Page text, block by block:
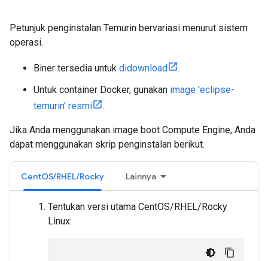
Petunjuk penginstalan Temurin bervariasi menurut sistem
operasi.
Biner tersedia untuk didownload
.
Untuk container Docker, gunakan image 'eclipse-
temurin' resmi
.
Jika Anda menggunakan image boot Compute Engine, Anda
dapat menggunakan skrip penginstalan berikut.
CentOS/RHEL/Rocky Lainnya
Tentukan versi utama CentOS/RHEL/Rocky
Linux: